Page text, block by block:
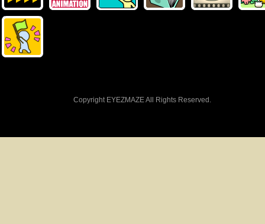
Copyright EYEZMAZE All Rights Reserved.